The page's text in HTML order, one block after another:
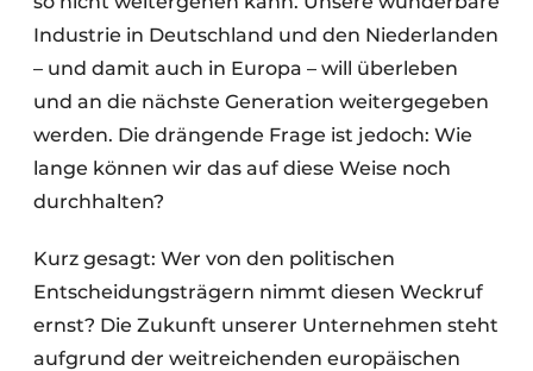
Industrie in Deutschland und den Niederlanden
– und damit auch in Europa – will überleben
und an die nächste Generation weitergegeben
werden. Die drängende Frage ist jedoch: Wie
lange können wir das auf diese Weise noch
durchhalten?
Kurz gesagt: Wer von den politischen
Entscheidungsträgern nimmt diesen Weckruf
ernst? Die Zukunft unserer Unternehmen steht
aufgrund der weitreichenden europäischen